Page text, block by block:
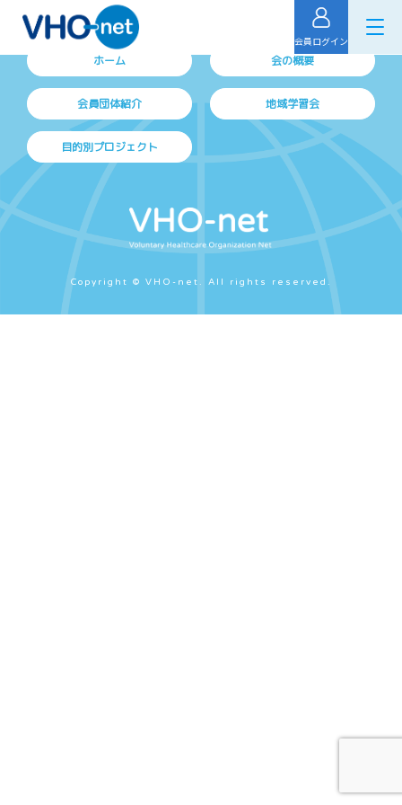
会員ログイン
ホーム 会の概要
会員団体紹介 地域学習会
目的別プロジェクト
Copyright © VHO-net. All rights reserved.